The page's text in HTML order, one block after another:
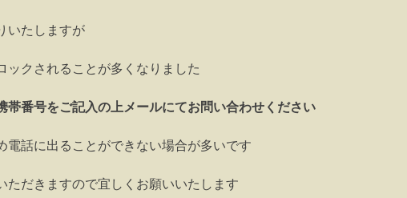
いたしますが
ックされることが多くなりました
帯番号をご記入の上メールにてお問い合わせください
電話に出ることができない場合が多いです
ただきますので宜しくお願いいたします